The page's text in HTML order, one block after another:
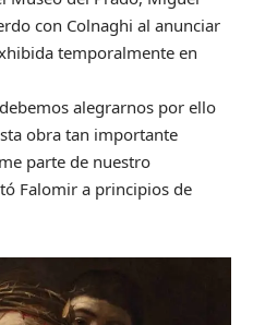
con Colnaghi al anunciar
temporalmente en
alegrarnos por ello
obra tan importante
parte de nuestro
Falomir a principios de